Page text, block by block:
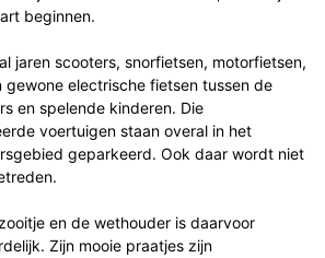
beginnen.
jaren scooters, snorfietsen, motorfietsen,
gewone electrische fietsen tussen de
en spelende kinderen. Die
voertuigen staan overal in het
geparkeerd. Ook daar wordt niet
en de wethouder is daarvoor
Zijn mooie praatjes zijn